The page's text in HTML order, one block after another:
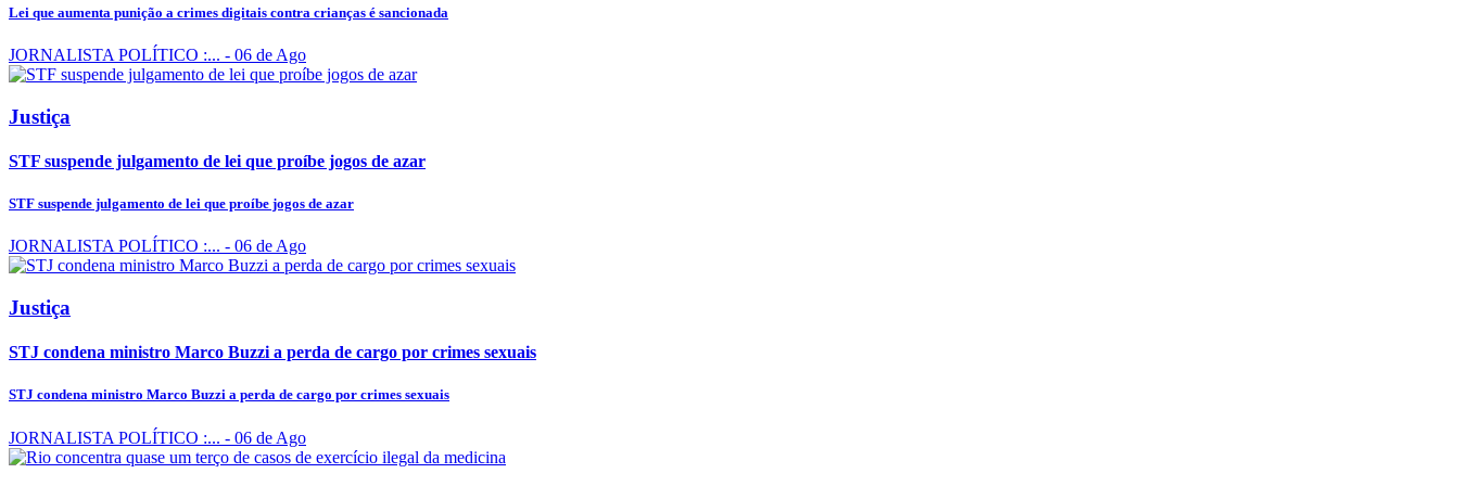
Lei que aumenta punição a crimes digitais contra crianças é sancionada
JORNALISTA POLÍTICO :... - 06 de Ago
Justiça
STF suspende julgamento de lei que proíbe jogos de azar
STF suspende julgamento de lei que proíbe jogos de azar
JORNALISTA POLÍTICO :... - 06 de Ago
Justiça
STJ condena ministro Marco Buzzi a perda de cargo por crimes sexuais
STJ condena ministro Marco Buzzi a perda de cargo por crimes sexuais
JORNALISTA POLÍTICO :... - 06 de Ago